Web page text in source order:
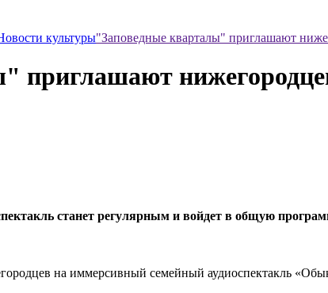
культуры"Заповедные кварталы" приглашают
приглашают
станет регулярным и войдет в общую
на иммерсивный семейный аудиоспектакль